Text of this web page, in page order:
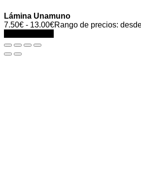
Lámina Unamuno
7.50€ - 13.00€Rango de precios: